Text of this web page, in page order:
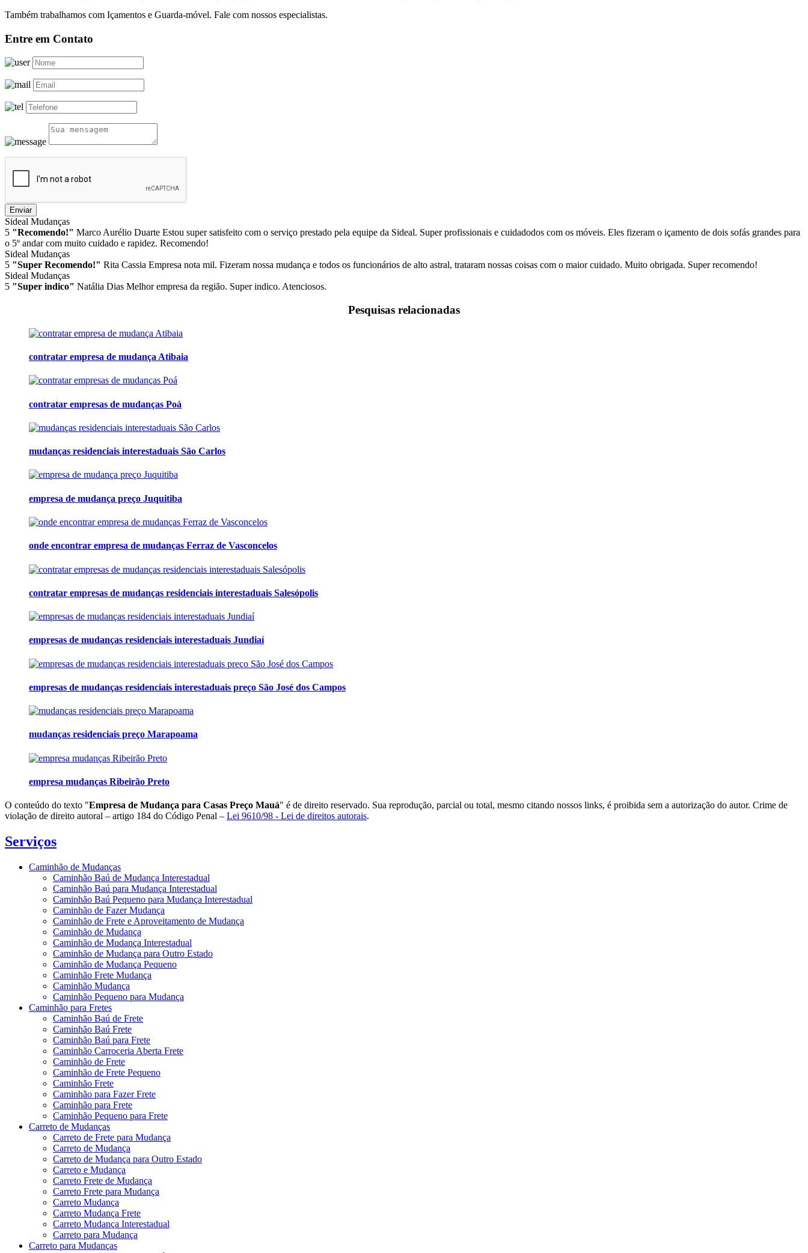
Também trabalhamos com Içamentos e Guarda-móvel. Fale com nossos especialistas.
Entre em Contato
Enviar
Sideal Mudanças
5 "Recomendo!" Marco Aurélio Duarte Estou super satisfeito com o serviço prestado pela equipe da Sideal. Super profissionais e cuidadodos com os móveis. Eles fizeram o içamento de dois sofás grandes para
o 5º andar com muito cuidado e rapidez. Recomendo!
Sideal Mudanças
5 "Super Recomendo!" Rita Cassia Empresa nota mil. Fizeram nossa mudança e todos os funcionários de alto astral, trataram nossas coisas com o maior cuidado. Muito obrigada. Super recomendo!
Sideal Mudanças
5 "Super indico" Natália Dias Melhor empresa da região. Super indico. Atenciosos.
Pesquisas relacionadas
contratar empresa de mudança Atibaia
contratar empresas de mudanças Poá
mudanças residenciais interestaduais São Carlos
empresa de mudança preço Juquitiba
onde encontrar empresa de mudanças Ferraz de Vasconcelos
contratar empresas de mudanças residenciais interestaduais Salesópolis
empresas de mudanças residenciais interestaduais Jundiaí
empresas de mudanças residenciais interestaduais preço São José dos Campos
mudanças residenciais preço Marapoama
empresa mudanças Ribeirão Preto
O conteúdo do texto "Empresa de Mudança para Casas Preço Mauá" é de direito reservado. Sua reprodução, parcial ou total, mesmo citando nossos links, é proibida sem a autorização do autor. Crime de
violação de direito autoral – artigo 184 do Código Penal – Lei 9610/98 - Lei de direitos autorais.
Serviços
Caminhão de Mudanças
Caminhão Baú de Mudança Interestadual
Caminhão Baú para Mudança Interestadual
Caminhão Baú Pequeno para Mudança Interestadual
Caminhão de Fazer Mudança
Caminhão de Frete e Aproveitamento de Mudança
Caminhão de Mudança
Caminhão de Mudança Interestadual
Caminhão de Mudança para Outro Estado
Caminhão de Mudança Pequeno
Caminhão Frete Mudança
Caminhão Mudança
Caminhão Pequeno para Mudança
Caminhão para Fretes
Caminhão Baú de Frete
Caminhão Baú Frete
Caminhão Baú para Frete
Caminhão Carroceria Aberta Frete
Caminhão de Frete
Caminhão de Frete Pequeno
Caminhão Frete
Caminhão para Fazer Frete
Caminhão para Frete
Caminhão Pequeno para Frete
Carreto de Mudanças
Carreto de Frete para Mudança
Carreto de Mudança
Carreto de Mudança para Outro Estado
Carreto e Mudança
Carreto Frete de Mudança
Carreto Frete para Mudança
Carreto Mudança
Carreto Mudança Frete
Carreto Mudança Interestadual
Carreto para Mudança
Carreto para Mudanças